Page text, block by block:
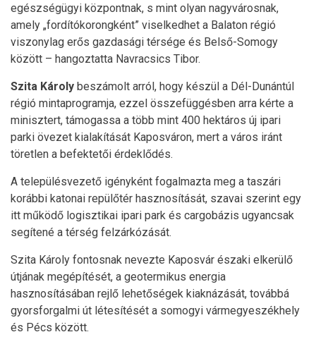
egészségügyi központnak, s mint olyan nagyvárosnak,
amely „fordítókorongként” viselkedhet a Balaton régió
viszonylag erős gazdasági térsége és Belső-Somogy
között – hangoztatta Navracsics Tibor.
Szita Károly beszámolt arról, hogy készül a Dél-Dunántúl
régió mintaprogramja, ezzel összefüggésben arra kérte a
minisztert, támogassa a több mint 400 hektáros új ipari
parki övezet kialakítását Kaposváron, mert a város iránt
töretlen a befektetői érdeklődés.
A településvezető igényként fogalmazta meg a taszári
korábbi katonai repülőtér hasznosítását, szavai szerint egy
itt működő logisztikai ipari park és cargobázis ugyancsak
segítené a térség felzárkózását.
Szita Károly fontosnak nevezte Kaposvár északi elkerülő
útjának megépítését, a geotermikus energia
hasznosításában rejlő lehetőségek kiaknázását, továbbá
gyorsforgalmi út létesítését a somogyi vármegyeszékhely
és Pécs között.